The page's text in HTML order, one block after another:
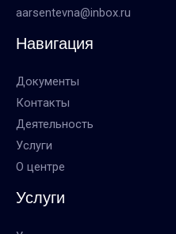
aarsentevna@inbox.ru
Навигация
Документы
Контакты
Деятельность
Услуги
О центре
Услуги